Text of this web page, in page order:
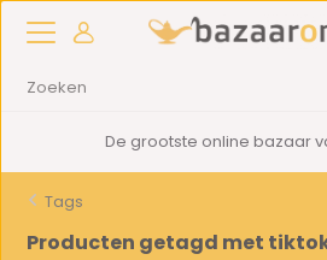
De grootste online bazaar
Tags
Producten getagd met